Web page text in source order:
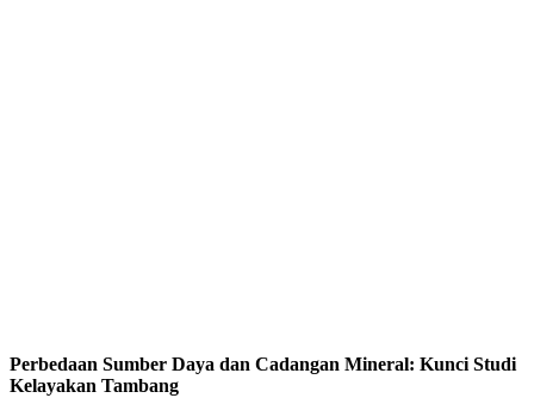
Perbedaan Sumber Daya dan Cadangan Mineral: Kunci Studi
Kelayakan Tambang